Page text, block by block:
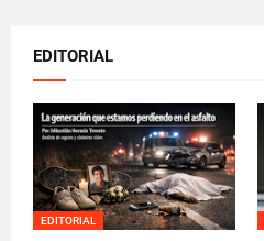
EDITORIAL
EDITORIAL